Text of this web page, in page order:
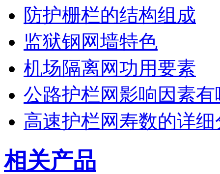
防护栅栏的结构组成
监狱钢网墙特色
机场隔离网功用要素
公路护栏网影响因素
高速护栏网寿数的详细
相关产品